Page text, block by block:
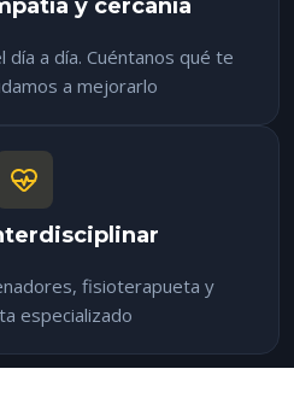
y cercanía
a día. Cuéntanos qué te
a mejorarlo
fisioterapueta y
especializado